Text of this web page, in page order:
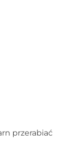
przerabiać